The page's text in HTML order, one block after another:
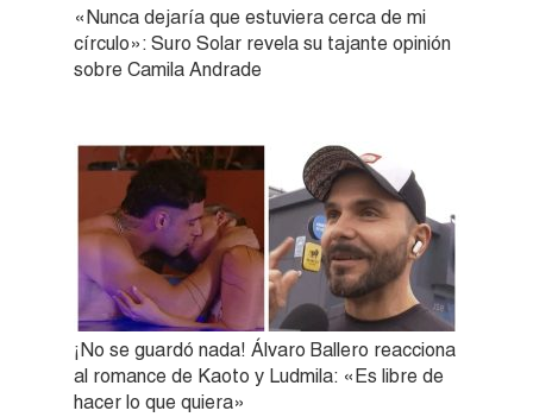
«Nunca dejaría que estuviera cerca de mi
círculo»: Suro Solar revela su tajante opinión
sobre Camila Andrade
¡No se guardó nada! Álvaro Ballero reacciona
al romance de Kaoto y Ludmila: «Es libre de
hacer lo que quiera»